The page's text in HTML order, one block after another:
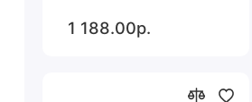
1 188.00р.